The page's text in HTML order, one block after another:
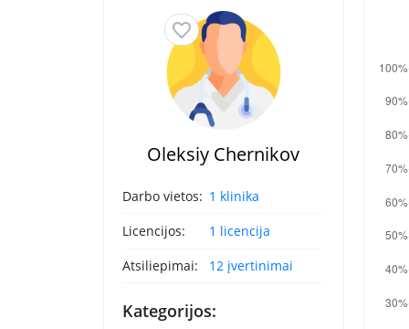
Oleksiy Chernikov
Darbo vietos: 1 klinika
Licencijos:
1 licencija
Atsiliepimai:
12 įvertinimai
Kategorijos: